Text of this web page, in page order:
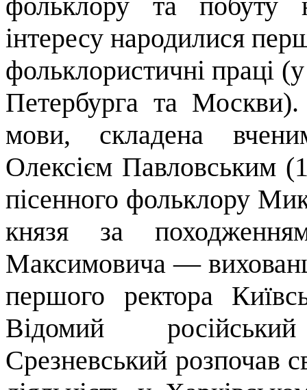
інтересу народилися
фольклористичні праці
Петербурга та
мови, складена
Олексієм Павловським
пісенного фольклору
князя за
Максимови­ча —
першого ректора
Відомий
Срезневський розпочав